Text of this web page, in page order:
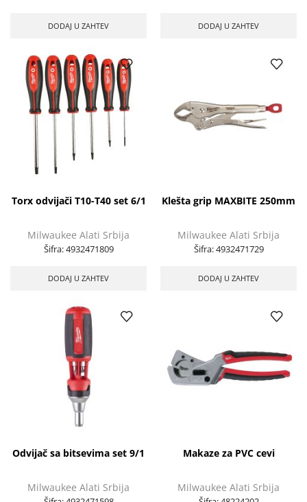
DODAJ U ZAHTEV DODAJ U ZAHTEV
Torx odvijači T10-T40 set 6/1
Milwaukee Alati Srbija
Šifra:4932471809
DODAJ U ZAHTEV
Klešta grip MAXBITE 250mm
Milwaukee Alati Srbija
Šifra:4932471729
DODAJ U ZAHTEV
Odvijač sa bitsevima set 9/1
Milwaukee Alati Srbija
Makaze za PVC cevi
Milwaukee Alati Srbija